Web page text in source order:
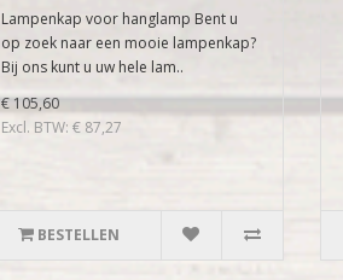
Lampenkap voor hanglamp Bent u
op zoek naar een mooie lampenkap?
Bij ons kunt u uw hele lam..
€ 105,60
Excl. BTW: € 87,27
BESTELLEN